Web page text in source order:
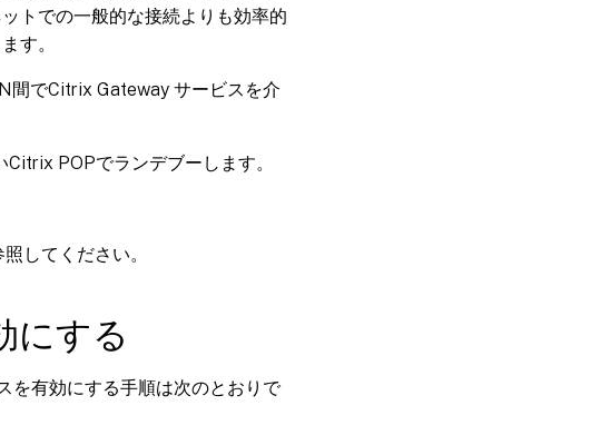
トでの一般的な接続よりも効率的
す。
間でCitrix Gateway サービスを介
POPでランデブーします。
照してください。
にする
有効にする手順は次のとおりで